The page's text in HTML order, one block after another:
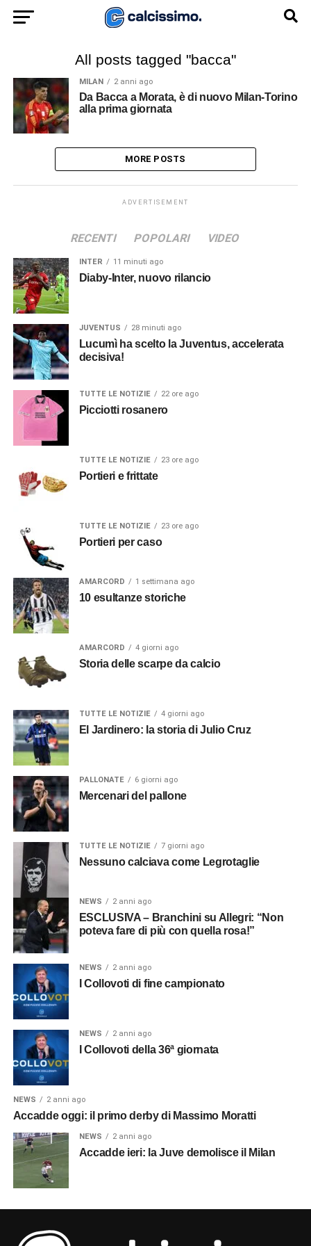
All posts tagged "bacca"
MILAN 2 anni ago
Da Bacca a Morata, è di nuovo Milan-Torino
alla prima giornata
MORE POSTS
ADVERTISEMENT
RECENTI POPOLARI VIDEO
INTER 11 minuti ago
Diaby-Inter, nuovo rilancio
JUVENTUS 28 minuti ago
Lucumì ha scelto la Juventus, accelerata
decisiva!
TUTTE LE NOTIZIE 22 ore ago
Picciotti rosanero
TUTTE LE NOTIZIE 23 ore ago
Portieri e frittate
TUTTE LE NOTIZIE 23 ore ago
Portieri per caso
AMARCORD 1 settimana ago
10 esultanze storiche
AMARCORD 4 giorni ago
Storia delle scarpe da calcio
TUTTE LE NOTIZIE 4 giorni ago
El Jardinero: la storia di Julio Cruz
PALLONATE 6 giorni ago
Mercenari del pallone
TUTTE LE NOTIZIE 7 giorni ago
Nessuno calciava come Legrotaglie
NEWS 2 anni ago
ESCLUSIVA – Branchini su Allegri: “Non
poteva fare di più con quella rosa!”
NEWS 2 anni ago
I Collovoti di fine campionato
NEWS 2 anni ago
I Collovoti della 36ª giornata
NEWS 2 anni ago
Accadde oggi: il primo derby di Massimo Moratti
NEWS 2 anni ago
Accadde ieri: la Juve demolisce il Milan